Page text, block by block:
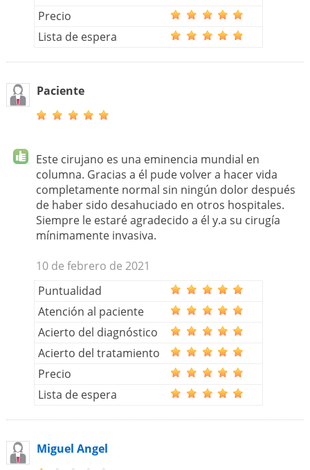
Precio
Lista de espera
Paciente
Este cirujano es una eminencia mundial en
columna. Gracias a él pude volver a hacer vida
completamente normal sin ningún dolor después
de haber sido desahuciado en otros hospitales.
Siempre le estaré agradecido a él y.a su cirugía
mínimamente invasiva.
10 de febrero de 2021
Puntualidad
Atención al paciente
Acierto del diagnóstico
Acierto del tratamiento
Precio
Lista de espera
Miguel Angel